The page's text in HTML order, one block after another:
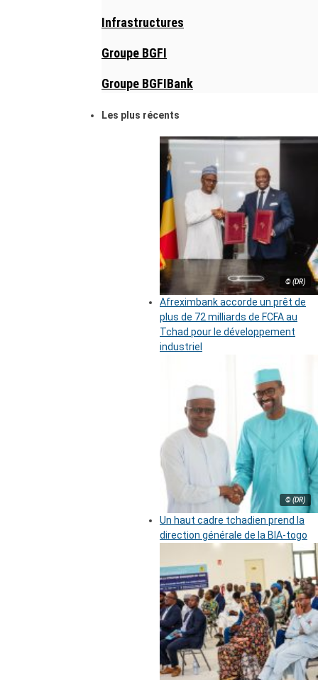
Infrastructures
Groupe BGFI
Groupe BGFIBank
Les plus récents
© (DR)
Afreximbank accorde un prêt de
plus de 72 milliards de FCFA au
Tchad pour le développement
industriel
© (DR)
Un haut cadre tchadien prend la
direction générale de la BIA-togo